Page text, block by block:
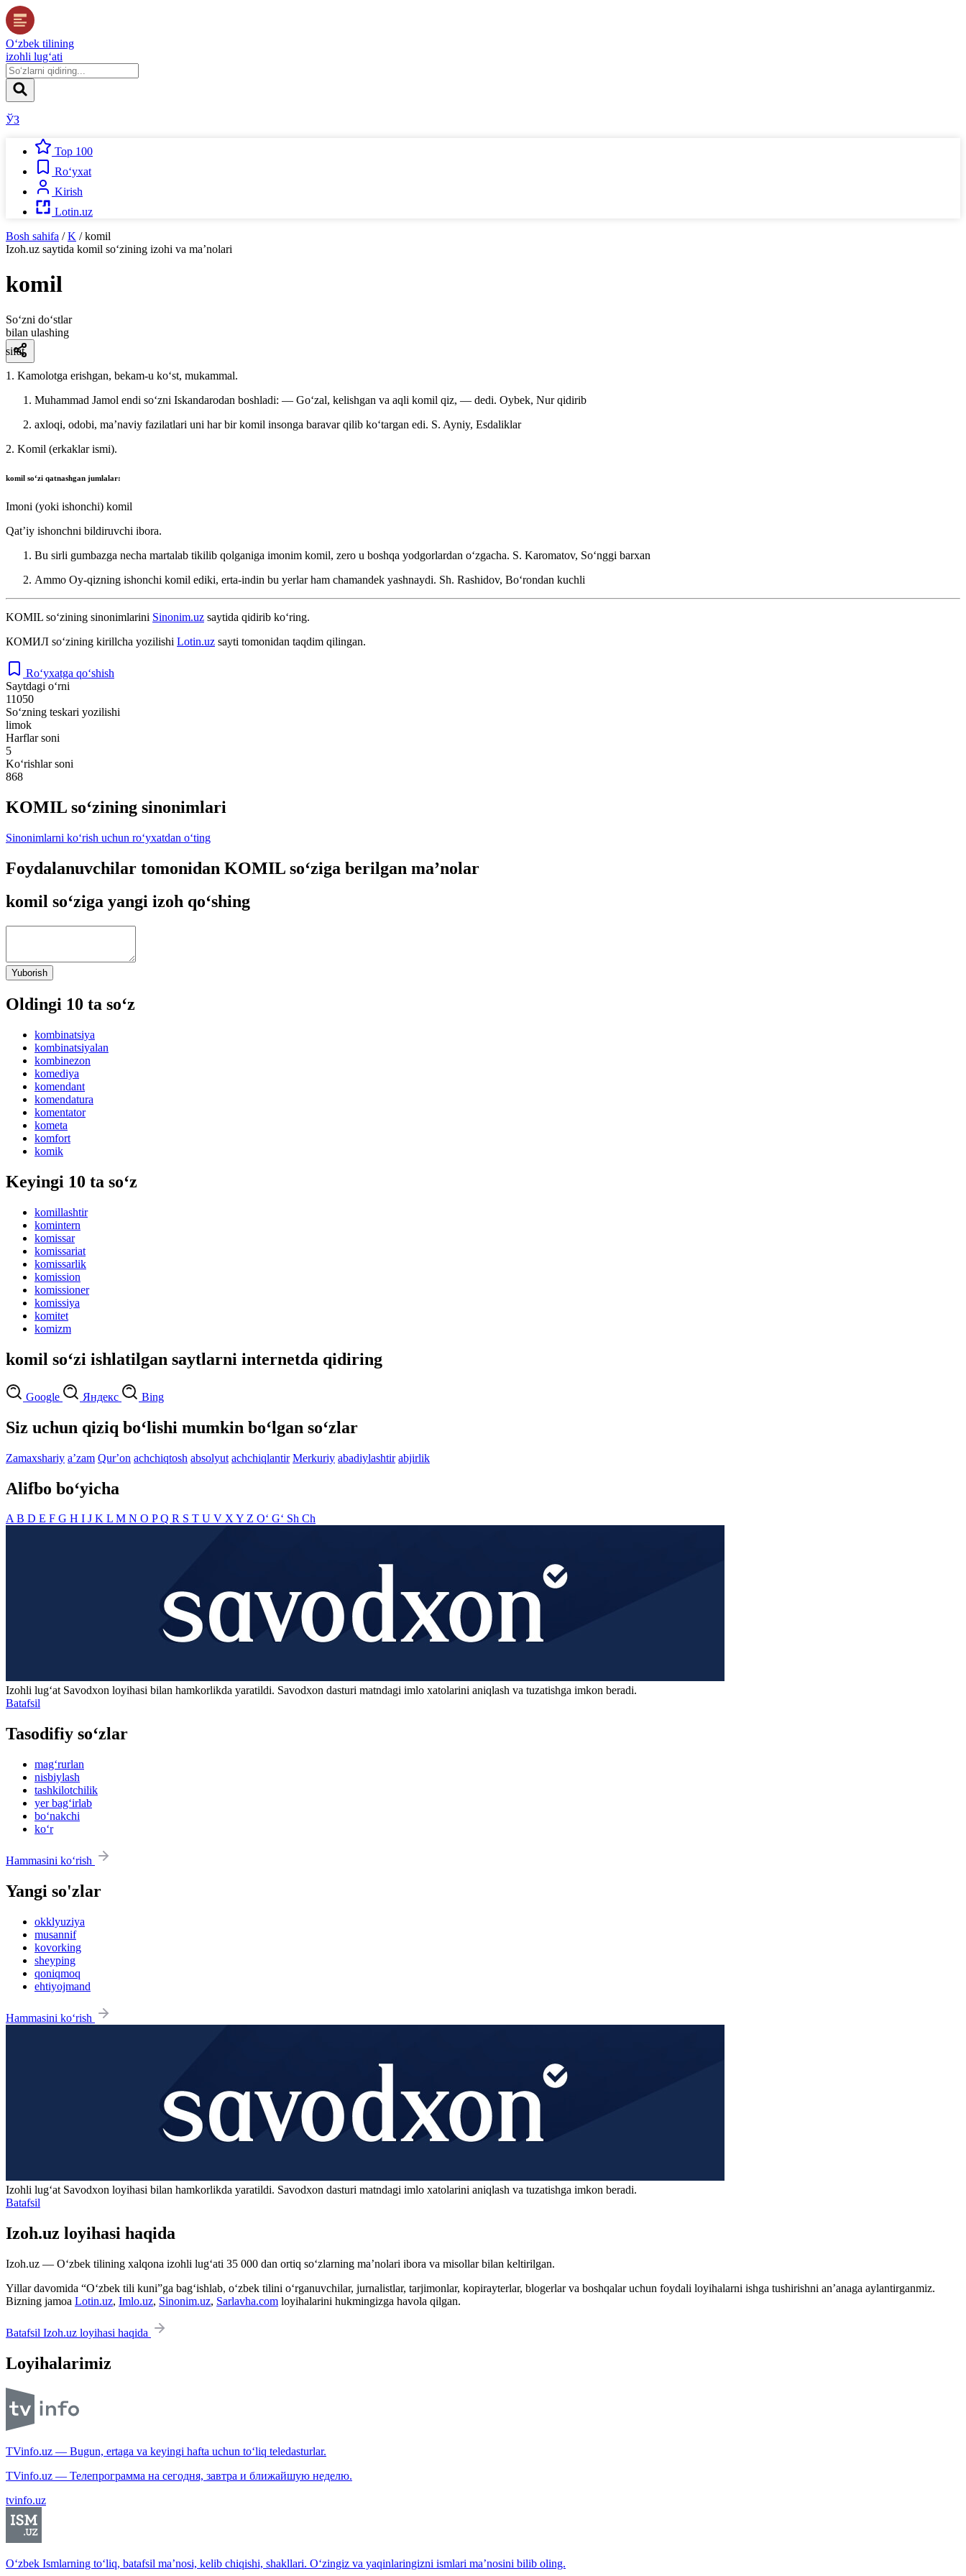
O‘zbek tilining
izohli lug‘ati
ЎЗ
Top 100
Ro‘yxat
Kirish
Lotin.uz
Bosh sahifa / K / komil
Izoh.uz saytida komil so‘zining izohi va ma’nolari
komil
So‘zni do‘stlar
bilan ulashing
sifat
1. Kamolotga erishgan, bekam-u koʻst, mukammal.
Muhammad Jamol endi soʻzni Iskandarodan boshladi: — Goʻzal, kelishgan va aqli komil qiz, — dedi. Oybek, Nur qidirib
axloqi, odobi, maʼnaviy fazilatlari uni har bir komil insonga baravar qilib koʻtargan edi. S. Ayniy, Esdaliklar
2. Komil (erkaklar ismi).
komil soʻzi qatnashgan jumlalar:
Imoni (yoki ishonchi) komil
Qatʼiy ishonchni bildiruvchi ibora.
Bu sirli gumbazga necha martalab tikilib qolganiga imonim komil, zero u boshqa yodgorlardan oʻzgacha. S. Karomatov, Soʻnggi barxan
Ammo Oy-qizning ishonchi komil ediki, erta-indin bu yerlar ham chamandek yashnaydi. Sh. Rashidov, Boʻrondan kuchli
KOMIL so‘zining sinonimlarini Sinonim.uz saytida qidirib ko‘ring.
КОМИЛ so‘zining kirillcha yozilishi Lotin.uz sayti tomonidan taqdim qilingan.
Ro‘yxatga qo‘shish
Saytdagi o‘rni
11050
So‘zning teskari yozilishi
limok
Harflar soni
5
Ko‘rishlar soni
868
KOMIL so‘zining sinonimlari
Sinonimlarni ko‘rish uchun ro‘yxatdan o‘ting
Foydalanuvchilar tomonidan KOMIL so‘ziga berilgan ma’nolar
komil so‘ziga yangi izoh qo‘shing
Yuborish
Oldingi 10 ta so‘z
kombinatsiya
kombinatsiyalan
kombinezon
komediya
komendant
komendatura
komentator
kometa
komfort
komik
Keyingi 10 ta so‘z
komillashtir
komintern
komissar
komissariat
komissarlik
komission
komissioner
komissiya
komitet
komizm
komil so‘zi ishlatilgan saytlarni internetda qidiring
Google Яндекс Bing
Siz uchun qiziq bo‘lishi mumkin bo‘lgan so‘zlar
Zamaxshariy aʼzam Qurʼon achchiqtosh absolyut achchiqlantir Merkuriy abadiylashtir abjirlik
Alifbo bo‘yicha
AB D E F G H I J K L M N O PQ R S T U V XY Z O‘ G‘ Sh Ch
Izohli lugʻat Savodxon loyihasi bilan hamkorlikda yaratildi. Savodxon dasturi matndagi imlo xatolarini aniqlash va tuzatishga imkon beradi.
Batafsil
Tasodifiy so‘zlar
mag‘rurlan
nisbiylash
tashkilotchilik
yer bag‘irlab
bo‘nakchi
ko‘r
Hammasini ko‘rish
Yangi so'zlar
okklyuziya
musannif
kovorking
sheyping
qoniqmoq
ehtiyojmand
Hammasini ko‘rish
Izohli lugʻat Savodxon loyihasi bilan hamkorlikda yaratildi. Savodxon dasturi matndagi imlo xatolarini aniqlash va tuzatishga imkon beradi.
Batafsil
Izoh.uz loyihasi haqida
Izoh.uz — O‘zbek tilining xalqona izohli lug‘ati 35 000 dan ortiq so‘zlarning ma’nolari ibora va misollar bilan keltirilgan.
Yillar davomida “O‘zbek tili kuni”ga bag‘ishlab, o‘zbek tilini o‘rganuvchilar, jurnalistlar, tarjimonlar, kopirayterlar, blogerlar va boshqalar uchun foydali loyihalarni ishga tushirishni an’anaga aylantirganmiz.
Bizning jamoa Lotin.uz, Imlo.uz, Sinonim.uz, Sarlavha.com loyihalarini hukmingizga havola qilgan.
Batafsil Izoh.uz loyihasi haqida
Loyihalarimiz
TVinfo.uz — Bugun, ertaga va keyingi hafta uchun to‘liq teledasturlar.
TVinfo.uz — Телепрограмма на сегодня, завтра и ближайшую неделю.
tvinfo.uz
O‘zbek Ismlarning to‘liq, batafsil ma’nosi, kelib chiqishi, shakllari. O‘zingiz va yaqinlaringizni ismlari ma’nosini bilib oling.